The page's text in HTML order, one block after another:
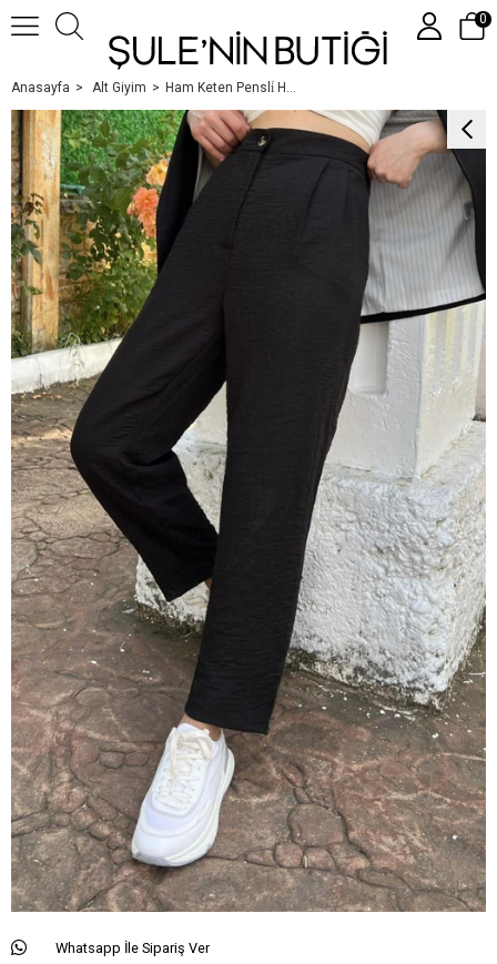
Üye Girişi
0
Anasayfa Alt Giyim Ham Keten Pensli̇ Havuç Pantolon Si̇yah
Whatsapp İle Sipariş Ver